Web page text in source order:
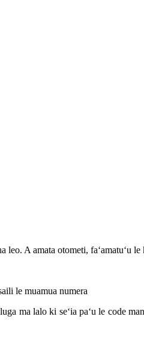
A amata otometi, faʻamatuʻu
le muamua numera
ma lalo ki seʻia paʻu le code